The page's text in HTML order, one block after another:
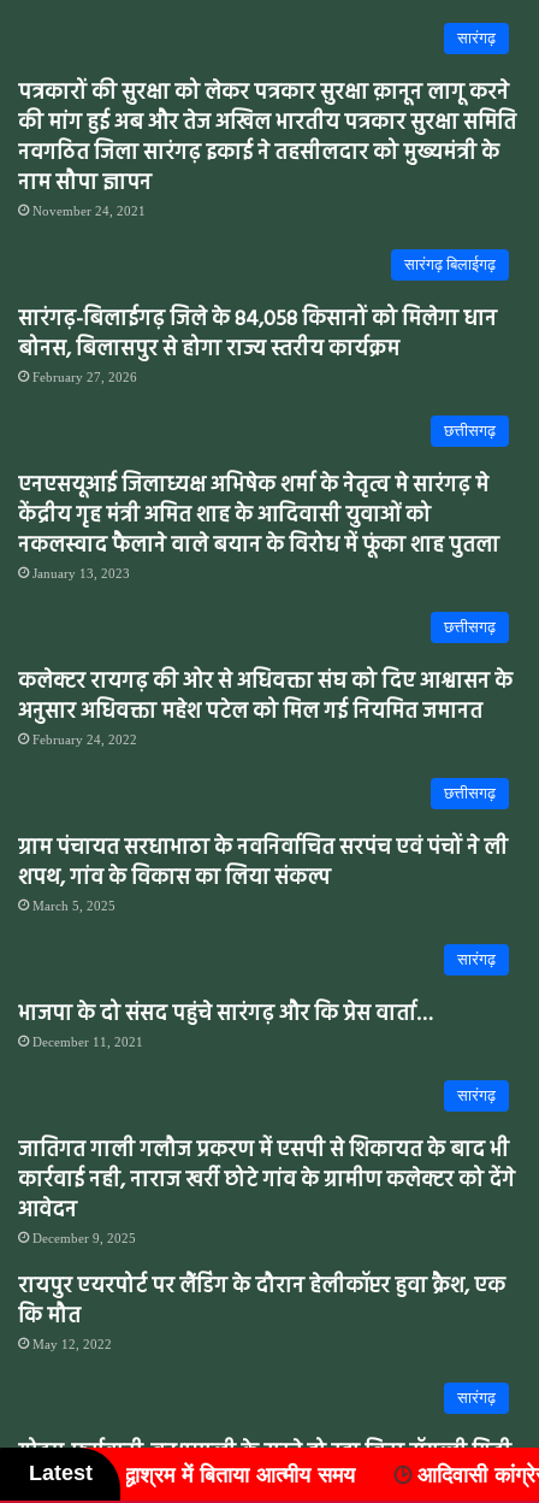
सारंगढ़
पत्रकारों की सुरक्षा को लेकर पत्रकार सुरक्षा क़ानून लागू करने
की मांग हुई अब और तेज अखिल भारतीय पत्रकार सुरक्षा समिति
नवगठित जिला सारंगढ़ इकाई ने तहसीलदार को मुख्यमंत्री के
नाम सौपा ज्ञापन
November 24, 2021
सारंगढ़ बिलाईगढ़
सारंगढ़-बिलाईगढ़ जिले के 84,058 किसानों को मिलेगा धान
बोनस, बिलासपुर से होगा राज्य स्तरीय कार्यक्रम
February 27, 2026
छत्तीसगढ़
एनएसयूआई जिलाध्यक्ष अभिषेक शर्मा के नेतृत्व मे सारंगढ़ मे
केंद्रीय गृह मंत्री अमित शाह के आदिवासी युवाओं को
नकलस्वाद फैलाने वाले बयान के विरोध में फूंका शाह पुतला
January 13, 2023
छत्तीसगढ़
कलेक्टर रायगढ़ की ओर से अधिवक्ता संघ को दिए आश्वासन के
अनुसार अधिवक्ता महेश पटेल को मिल गई नियमित जमानत
February 24, 2022
छत्तीसगढ़
ग्राम पंचायत सरधाभाठा के नवनिर्वाचित सरपंच एवं पंचों ने ली
शपथ, गांव के विकास का लिया संकल्प
March 5, 2025
सारंगढ़
भाजपा के दो संसद पहुंचे सारंगढ़ और कि प्रेस वार्ता…
December 11, 2021
सारंगढ़
जातिगत गाली गलौज प्रकरण में एसपी से शिकायत के बाद भी
कार्रवाई नही, नाराज खर्री छोटे गांव के ग्रामीण कलेक्टर को देंगे
आवेदन
December 9, 2025
रायपुर एयरपोर्ट पर लैंडिंग के दौरान हेलीकॉप्टर हुवा क्रैश, एक
कि मौत
May 12, 2022
सारंगढ़
गोड़म-फर्सवानी-बन्धापाली के रास्ते हो रहा बिना रॉयल्टी गिट्टी
और रेत का परिवहन…प्रशासन को खबर नही या जानबूझकर
Latestआदिवासी कांग्रेस में संगठन विस्तार, जिले के सात ब्लॉकों